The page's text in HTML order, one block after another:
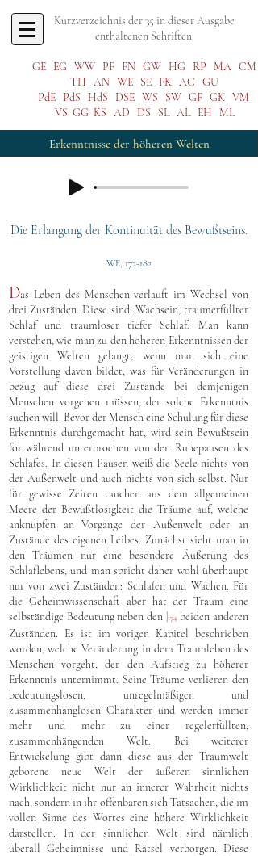
Kurzverzeichnis der 35 in dieser Ausgabe
enthaltenen Schriften:
GE EG WW PF FN GW HG RP MA CM
TH AN WE SE FK AC GU
PdE
PdS HdS DSE WS SW GF GK VM
VS GG KS AD DS SL AL EH ML
Erkenntnisse der höheren Welten
Die Erlangung der Kontinuität des Bewußtseins.
WE, 172-182
Das Leben des Menschen verläuft im Wechsel von
drei Zuständen. Diese sind: Wachsein, traumerfüllter
Schlaf und traumloser tiefer Schlaf. Man kann
verstehen, wie man zu den höheren Erkenntnissen der
geistigen Welten gelangt, wenn man sich eine
Vorstellung davon bildet, was für Veränderungen in
bezug auf diese drei Zustände bei demjenigen
Menschen vorgehen müssen, der solche Erkenntnis
suchen will. Bevor der Mensch eine Schulung für diese
Erkenntnis durchgemacht hat, wird sein Bewußtsein
fortwährend unterbrochen von den Ruhepausen des
Schlafes. In diesen Pausen weiß die Seele nichts von
der Außenwelt und auch nichts von sich selbst. Nur
für gewisse Zeiten tauchen aus dem allgemeinen
Meere der Bewußtlosigkeit die Träume auf, welche
anknüpfen an Vorgänge der Außenwelt oder an
Zustände des eigenen Leibes. Zunächst sieht man in
den Träumen nur eine besondere Äußerung des
Schlaflebens, und man spricht daher wohl überhaupt
nur von zwei Zuständen: Schlafen und Wachen. Für
die Geheimwissenschaft aber hat der Traum eine
selbständige Bedeutung neben den 174 beiden anderen
Zuständen. Es ist im vorigen Kapitel beschrieben
worden, welche Veränderung in dem Traumleben des
Menschen vorgeht, der den Aufstieg zu höherer
Erkenntnis unternimmt. Seine Träume verlieren den
bedeutungslosen, unregelmäßigen und
zusammenhanglosen Charakter und werden immer
mehr und mehr zu einer regelerfüllten,
zusammenhängenden Welt. Bei weiterer
Entwickelung gibt dann diese aus der Traumwelt
geborene neue Welt der äußeren sinnlichen
Wirklichkeit nicht nur an innerer Wahrheit nichts
nach, sondern in ihr offenbaren sich Tatsachen, die im
vollen Sinne des Wortes eine höhere Wirklichkeit
darstellen. In der sinnlichen Welt sind nämlich
überall Geheimnisse und Rätsel verborgen. Diese